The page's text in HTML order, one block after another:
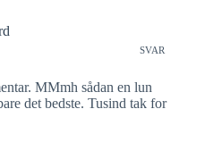
SVAR
MMmh sådan en lun
det bedste. Tusind tak for